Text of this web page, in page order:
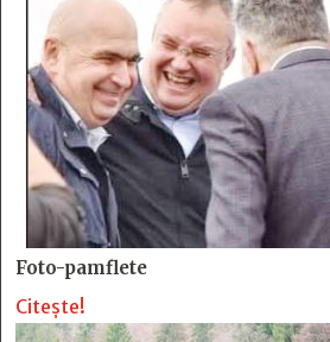
Foto-pamflete
Citește!